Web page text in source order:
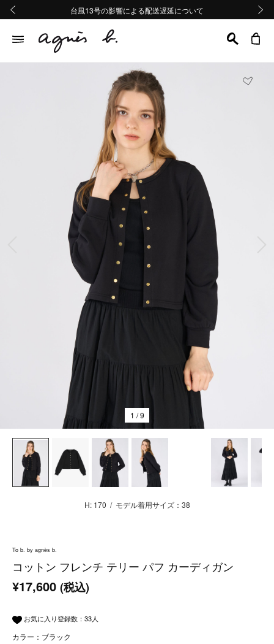
熊本地域地震の影響による配送遅延について
Summer Sale 2buy10%OFF!!
台風13号の影響による配送遅延について
熊本地域地震の影響による配送遅延について
Summer Sale 2buy10%OFF!!
1 / 9
H: 170 / モデル着用サイズ：38
To b. by agnès b.
コットン フレンチ テリー パフ カーディガン
¥17,600 (税込)
お気に入り登録数： 33人
カラー：ブラック